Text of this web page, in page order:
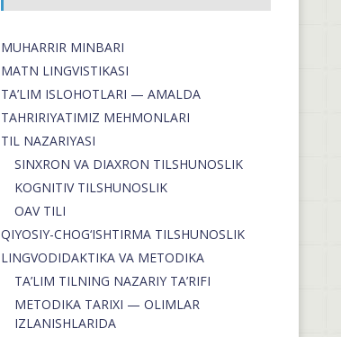
MUHARRIR MINBARI
MATN LINGVISTIKASI
TA’LIM ISLOHOTLARI — AMALDA
TAHRIRIYATIMIZ MEHMONLARI
TIL NAZARIYASI
SINXRON VA DIAXRON TILSHUNOSLIK
KOGNITIV TILSHUNOSLIK
OAV TILI
QIYOSIY-CHOG‘ISHTIRMA TILSHUNOSLIK
LINGVODIDAKTIKA VA METODIKA
TA’LIM TILNING NAZARIY TA’RIFI
METODIKA TARIXI — OLIMLAR
IZLANISHLARIDA